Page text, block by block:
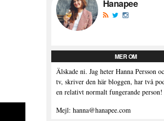
Hanapee
MER OM
Älskade ni. Jag heter Hanna Persson
tv, skriver den här bloggen, har två
en relativt normalt fungerande person!
Mejl: hanna@hanapee.com